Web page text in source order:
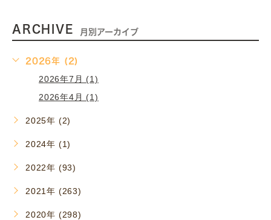
ARCHIVE 月別アーカイブ
2026年 (2)
2026年7月 (1)
2026年4月 (1)
2025年 (2)
2024年 (1)
2022年 (93)
2021年 (263)
2020年 (298)